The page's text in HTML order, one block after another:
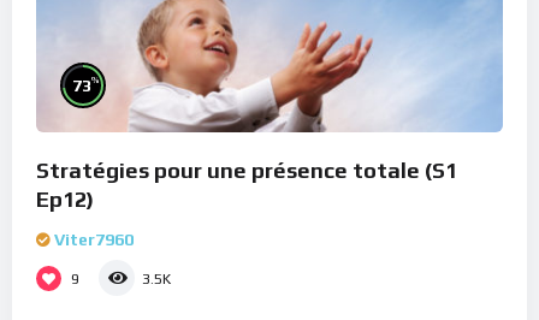
73%
Stratégies pour une présence totale (S1
Ep12)
Viter7960
9 3.5K